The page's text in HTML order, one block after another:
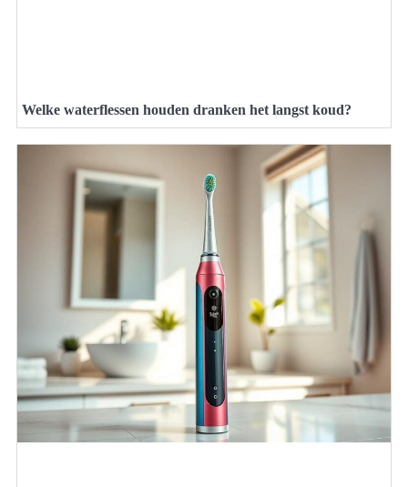
Welke waterflessen houden dranken het langst koud?